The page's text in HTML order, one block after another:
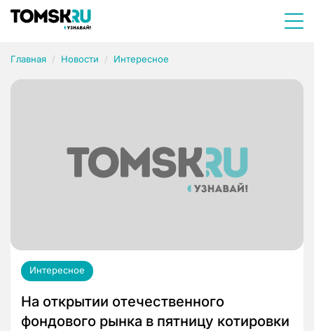
Главная Новости Интересное
Интересное
На открытии отечественного
фондового рынка в пятницу котировки